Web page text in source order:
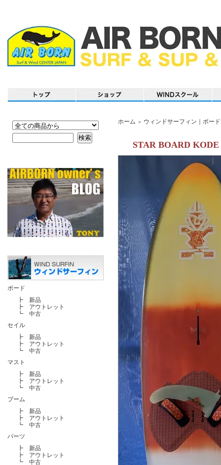
ボード
┣ 新品
┣ アウトレット
┗ 中古
セイル
┣ 新品
┣ アウトレット
┗ 中古
マスト
┣ 新品
┣ アウトレット
┗ 中古
ブーム
┣ 新品
┣ アウトレット
┗ 中古
パーツ
┣ 新品
┣ アウトレット
┗ 中古
ホーム ＞ ウィンドサーフィン｜ボー
STAR BOARD KODE